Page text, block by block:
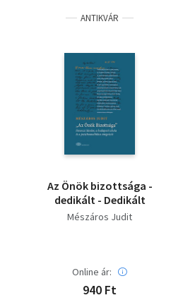
ANTIKVÁR
Az Önök bizottsága -
dedikált - Dedikált
Mészáros Judit
Online ár:
940 Ft